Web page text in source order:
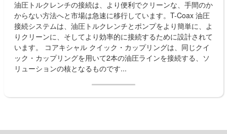
油圧トルクレンチの接続は、より便利でクリーンな、手間のか
からない方法へと市場は急速に移行しています。T-Coax 油圧
接続システムは、油圧トルクレンチとポンプをより簡単に、よ
りクリーンに、そしてより効率的に接続するために設計されて
います。 コアキシャル クイック・カップリングは、同じクイ
ック・カップリングを用いて2本の油圧ラインを接続する、ソ
リューションの核となるものです...